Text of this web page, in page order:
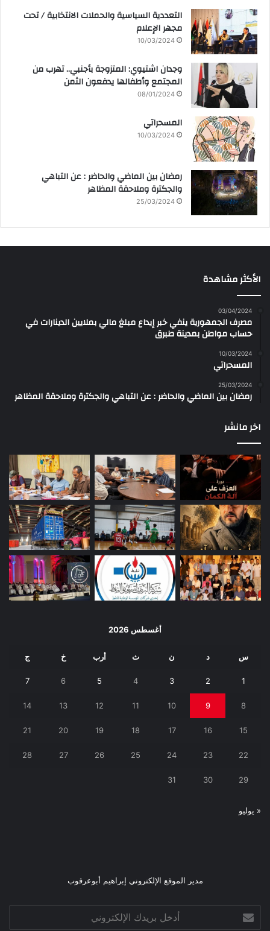
التعددية السياسية والحملات الانتخابية / تحت
مجهر الإعلام
10/03/2024
وجدان اشتيوي: المتزوجة بأجنبي.. تهرب من
المجتمع وأطفالها يدفعون الثمن
08/01/2024
المسحراتي
10/03/2024
رمضان بين الماضي والحاضر : عن التباهي
والجكترة وملاحقة المظاهر
25/03/2024
الأكثر مشاهدة
03/04/2024
مصرف الجمهورية ينفي خبر إيداع مبلغ مالي بملايين الدينارات في
حساب مواطن بمدينة طبرق
10/03/2024
المسحراتي
25/03/2024
رمضان بين الماضي والحاضر : عن التباهي والجكترة وملاحقة المظاهر
اخر مانشر
أغسطس 2026
س د ن ث أرب خ ج
1
2
3
4
5
6
7
8
9
10
11
12
13
14
15
16
17
18
19
20
21
22
23
24
25
26
27
28
29
30
31
« يوليو
مدير الموقع الإلكتروني إبراهيم أبوعرقوب
بريدك